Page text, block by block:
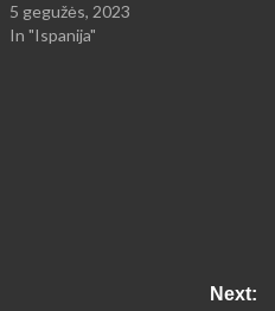
5 gegužės, 2023
In "Ispanija"
Next: